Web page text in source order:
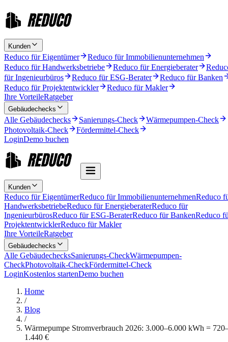
Kunden
Reduco für Eigentümer
Reduco für Immobilienunternehmen
Reduco für Handwerksbetriebe
Reduco für Energieberater
für Ingenieurbüros
Reduco für ESG-Berater
Reduco für Banken
Reduco für Projektentwickler
Reduco für Makler
Ihre VorteileRatgeber
Gebäudechecks
Alle Gebäudechecks Sanierungs-Check
Wärmepumpen-Check
Photovoltaik-Check
Fördermittel-Check
LoginDemo buchen
Kunden
Reduco für EigentümerReduco für ImmobilienunternehmenReduco
HandwerksbetriebeReduco für EnergieberaterReduco für
IngenieurbürosReduco für ESG-BeraterReduco für BankenReduco
ProjektentwicklerReduco für Makler
Ihre VorteileRatgeber
Gebäudechecks
Alle GebäudechecksSanierungs-CheckWärmepumpen-
CheckPhotovoltaik-CheckFördermittel-Check
LoginKostenlos startenDemo buchen
Home
/
Blog
/
Wärmepumpe Stromverbrauch 2026: 3.000–6.000 kWh =
1.440 €